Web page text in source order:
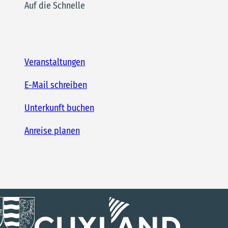
Auf die Schnelle
Veranstaltungen
E-Mail schreiben
Unterkunft buchen
Anreise planen